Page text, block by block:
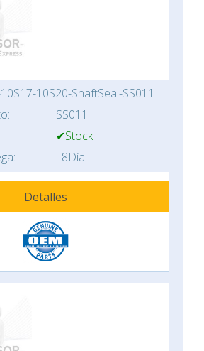
10S20-ShaftSeal-SS011
SS011
✔Stock
8Día
Detalles